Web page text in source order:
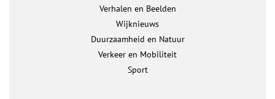
Verhalen en Beelden
Wijknieuws
Duurzaamheid en Natuur
Verkeer en Mobiliteit
Sport